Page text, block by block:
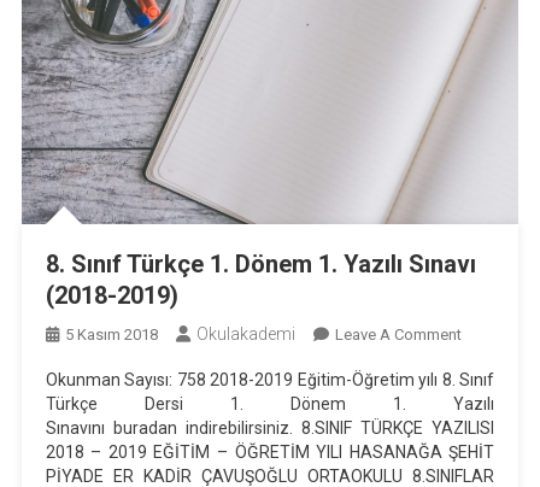
8. Sınıf Türkçe 1. Dönem 1. Yazılı Sınavı
(2018-2019)
5 Kasım 2018 Okulakademi Leave A CommentOn
Sınıf
1.
Dönem
Okunman Sayısı: 758 2018-2019 Eğitim-Öğretim yılı 8. Sınıf
Türkçe Dersi 1. Dönem 1. Yazılı
Sınavını buradan indirebilirsiniz. 8.SINIF TÜRKÇE YAZILISI
2018 – 2019 EĞİTİM – ÖĞRETİM YILI HASANAĞA ŞEHİT
PİYADE ER KADİR ÇAVUŞOĞLU ORTAOKULU 8.SINIFLAR